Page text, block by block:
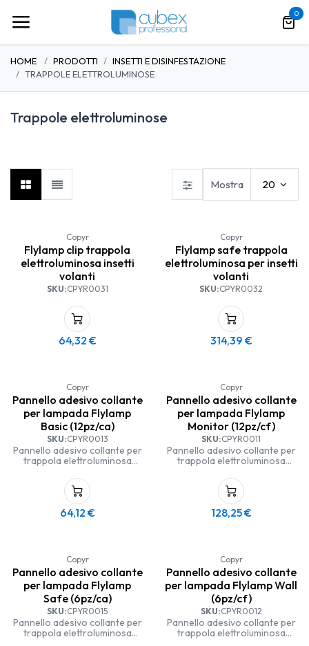
0
HOME PRODOTTI
INSETTI E DISINFESTAZIONE
TRAPPOLE ELETTROLUMINOSE
Trappole elettroluminose
Mostra 20
Copyr
Flylamp clip trappola
elettroluminosa insetti
volanti
SKU:CPYR0031
64,32 €
Copyr
Flylamp safe trappola
elettroluminosa per insetti
volanti
SKU:CPYR0032
314,39 €
Copyr
Pannello adesivo collante
per lampada Flylamp
Basic (12pz/ca)
SKU:CPYR0013
Pannello adesivo collante per
trappola elettroluminosa
Pannello adesivo collante per
la cattura di insetti volanti
da usare in combinazione con
la trappola elettroluminosa
adeguata.
64,12 €
Copyr
Pannello adesivo collante
per lampada Flylamp
Monitor (12pz/cf)
SKU:CPYR0011
Pannello adesivo collante per
trappola elettroluminosa
Pannello adesivo collante per
la cattura di insetti volanti
da usare in combinazione con
la trappola elettroluminosa
adeguata.
128,25€
Copyr
Pannello adesivo collante
per lampada Flylamp
Safe (6pz/ca)
SKU:CPYR0015
Pannello adesivo collante per
trappola elettroluminosa
Copyr
Pannello adesivo collante
per lampada Flylamp Wall
(6pz/cf)
SKU:CPYR0012
Pannello adesivo collante per
trappola elettroluminosa